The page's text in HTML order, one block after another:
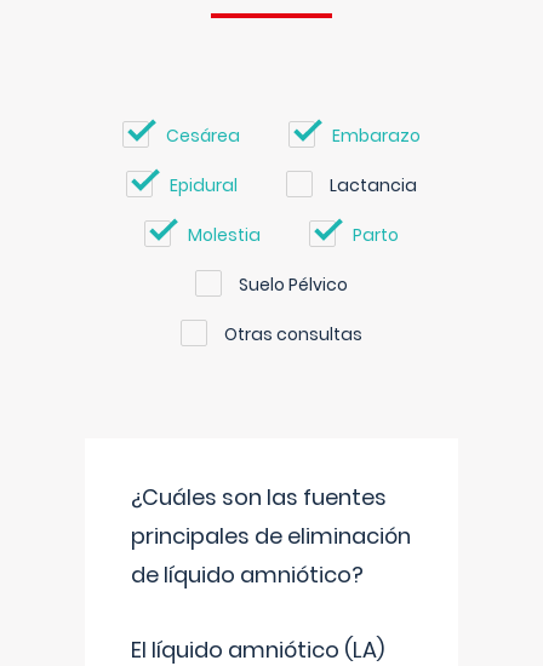
Cesárea Embarazo
Epidural Lactancia
Molestia Parto
Suelo Pélvico
Otras consultas
¿Cuáles son las fuentes
principales de eliminación
de líquido amniótico?
El líquido amniótico (LA)